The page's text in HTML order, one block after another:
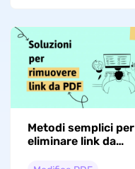
Metodi semplici per
eliminare link da